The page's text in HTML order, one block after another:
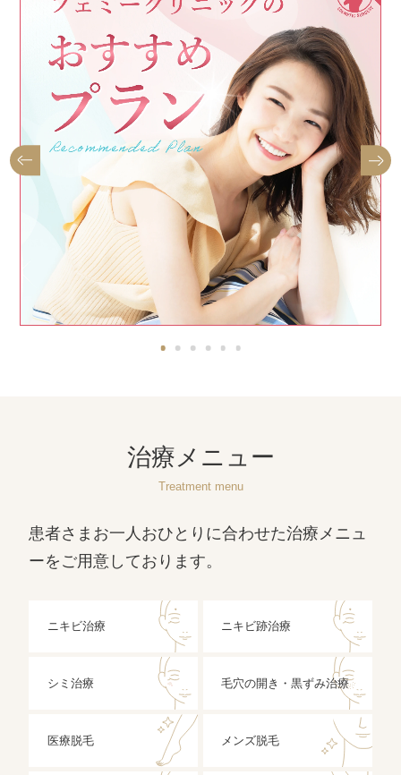
治療メニュー
Treatment menu
患者さまお一人おひとりに合わせた治療メニュ
ーをご用意しております。
ニキビ治療 ニキビ跡治療
シミ治療 毛穴の開き・黒ずみ治療
医療脱毛 メンズ脱毛